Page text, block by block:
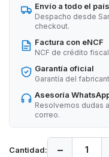
Envío a todo el país
Despacho desde
checkout.
Factura con eNCF
NCF de crédito
Garantía oficial
Garantía del
Asesoría
Resolvemos dudas
correo.
Cantidad: −